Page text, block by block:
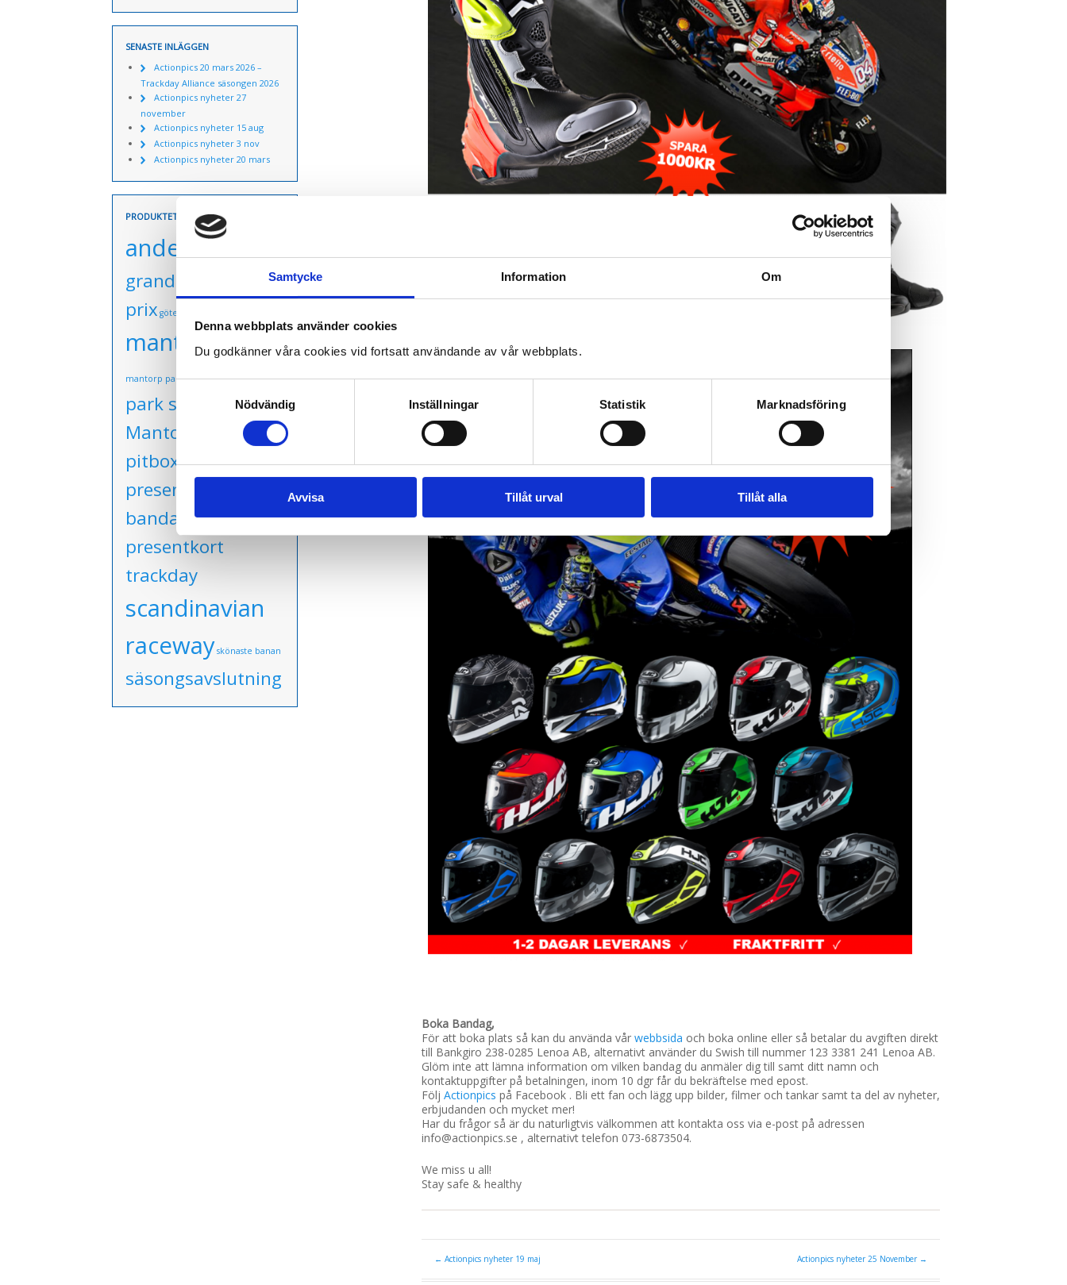
Samtycke Information Om
Denna webbplats använder cookies
Du godkänner våra cookies vid fortsatt användande av vår webbplats.
Nödvändig
Inställningar Statistik Marknadsföring
Avvisa Tillåt urval Tillåt alla
Boka Bandag,
För att boka plats så kan du använda vårwebbsida och boka online eller så betalar du avgiften direkt
till Bankgiro 238-0285 Lenoa AB, alternativt använder du Swish till nummer 123 3381 241 Lenoa AB.
Glöm inte att lämna information om vilken bandag du anmäler dig till samt ditt namn och
kontaktuppgifter på betalningen, inom 10 dgr får du bekräftelse med epost.
FöljActionpics på Facebook . Bli ett fan och lägg upp bilder, filmer och tankar samt ta del av nyheter,
erbjudanden och mycket mer!
Har du frågor så är du naturligtvis välkommen att kontakta oss via e-post på adressen
info@actionpics.se , alternativt telefon 073-6873504.
We miss u all!
Stay safe & healthy
← Actionpics nyheter 19 maj Actionpics nyheter 25 November →
SENASTE INLÄGGEN
Actionpics 20 mars 2026 –
Trackday Alliance säsongen 2026
Actionpics nyheter 27
november
Actionpics nyheter 15 aug
Actionpics nyheter 3 nov
Actionpics nyheter 20 mars
PRODUKTETIKETTER
anderstorp
grand finale
grand
prix götene
mantorp park
mantorp park junimantorp
park sept
Mantorp_sept
ny asfalt
pitboxpresentkort
presentkort
bandag
presentkort
trackday
scandinavian
racewayskönaste banan
säsongsavslutning